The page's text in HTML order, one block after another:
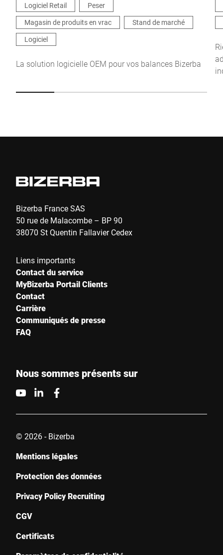
Je confirme par la présente que j'accepte l'utilisation de mes
données pour traiter cette demande De plus amples informations
peuvent être trouvées dans leDéclaration de protection des
données*
FriendlyCaptcha ⇗
Envoyer
Logiciel Retail
Peser
Magasin de produits en vrac
Stand de marché
Logiciel
La solution logicielle OEM pour vos balances Bizerba
Bizerba France SAS
50 rue de Malacombe – BP 90
38070 St Quentin Fallavier Cedex
Liens importants
Contact du service
MyBizerba Portail Clients
Contact
Carrière
Communiqués de presse
FAQ
Nous sommes présents sur
© 2026 - Bizerba
Mentions légales
Protection des données
Privacy Policy Recruiting
CGV
Certificats